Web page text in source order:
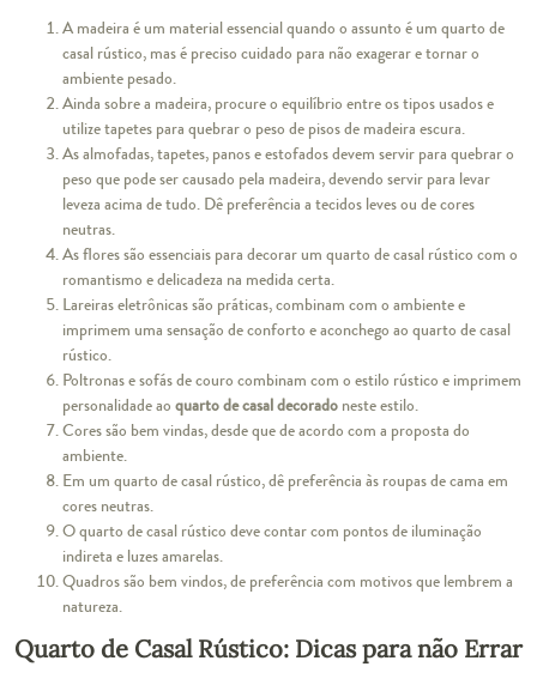
A madeira é um material essencial quando o assunto é um quarto de
casal rústico, mas é preciso cuidado para não exagerare tornar o
ambiente pesado.
Ainda sobre a madeira, procure o equilíbrio entre os tipos usados e
utilize tapetes para quebrar o peso de pisos de madeira escura.
As almofadas, tapetes, panos e estofados devem servir para quebrar o
peso que pode ser causado pela madeira, devendo servir para levar
leveza acima de tudo. Dê preferência a tecidos leves ou de cores
neutras.
As flores são essenciais para decorar um quarto de casal rústico com o
romantismo e delicadeza na medida certa.
Lareiras eletrônicas são práticas, combinam com o ambiente e
imprimem uma sensação de conforto e aconchego ao quarto de casal
rústico.
Poltronas e sofás de couro combinam com o estilo rústico e imprimem
personalidade ao quarto de casal decorado neste estilo.
Cores são bem vindas, desde que de acordo com a proposta do
ambiente.
Em um quarto de casal rústico, dê preferência às roupas de cama em
cores neutras.
O quarto de casal rústico deve contar com pontos de iluminação
indireta e luzes amarelas.
Quadros são bem vindos, de preferência com motivos que lembrem a
natureza.
Quarto de Casal Rústico: Dicas para não Errar